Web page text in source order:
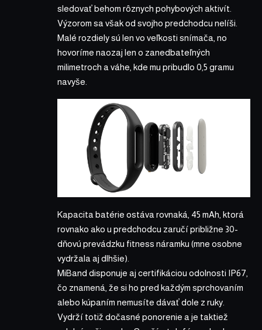
sledovať behom rôznych pohybových aktivít.
Výzorom sa však od svojho predchodcu nelíši.
Malé rozdiely sú len vo veľkosti snímača, no
hovoríme naozaj len o zanedbateľných
milimetroch a váhe, kde mu pribudlo 0,5 gramu
navyše.
Kapacita batérie ostáva rovnaká, 45 mAh, ktorá
rovnako ako u predchodcu zaručí približne 30-
dňovú prevádzku fitness náramku (mne osobne
vydržala aj dlhšie).
MiBand disponuje aj certifikáciou odolnosti IP67,
čo znamená, že si ho pred každým sprchovaním
alebo kúpaním nemusíte dávať dole z ruky.
Vydrží totiž dočasné ponorenie a je taktiež